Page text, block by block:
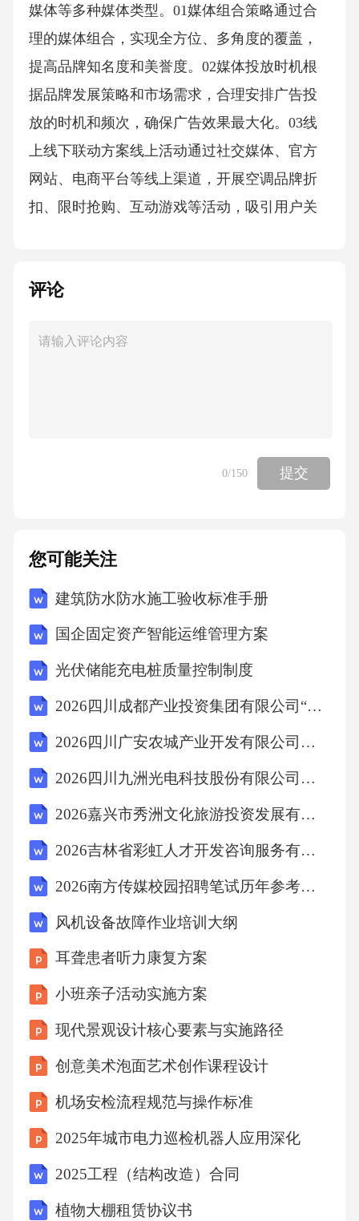
媒体等多种媒体类型。01媒体组合策略通过合
理的媒体组合，实现全方位、多角度的覆盖，
提高品牌知名度和美誉度。02媒体投放时机根
据品牌发展策略和市场需求，合理安排广告投
放的时机和频次，确保广告效果最大化。03线
上线下联动方案线上活动通过社交媒体、官方
网站、电商平台等线上渠道，开展空调品牌折
扣、限时抢购、互动游戏等活动，吸引用户关
等，增强用户与品牌的互动和体验。通过线上
和共享，提高活动的整体效果和转化率。123根
传、产品评测、直播带货等活动，提高品牌曝
光度和产品销量。合作形式通过KOL合作后的
考。合作效果评估05活动执行流程确定活动方
案包括活动主题、目标、时间、地点及参与人
员等。01邀请嘉宾根据活动规模和主题，邀请
报、宣传单、媒体广告等。03场地布置根据活
动主题进行场地布置，营造活动氛围。04前期
筹备进度表现场执行管控节点确保场地整洁、
安全，并安排好活动区域。场地管理按照既定
制明确各工作人员职责，确保活动顺利进行。
人员分工设置有趣的互动环节，增加活动趣味
性。互动环节设计突发应急预案机制突发事件
处理紧急疏散措施医疗急救措施危机公关策略
制定突发事件处理预案，如天气变化、设备故
障等。确保场地内有安全出口，并制定紧急疏
散预案。安排专业医疗人员到场，准备急救药
品和器材。针对可能出现的负面情况，制定危
通过问卷调查、社交媒体监测等工具，测量活
动前后品牌知名度的变化情况。统计参与活动
策划、互动、分享的用户数量，以及参与活动
的深度和广度。追踪活动期间的销售数据，分
析空调品牌的销售增长情况，以及活动对销售
的直接贡献。统计活动在各类媒体上的曝光次
评论
0/150 提交
您可能关注
建筑防水防水施工验收标准手册
国企固定资产智能运维管理方案
光伏储能充电桩质量控制制度
2026四川成都产业投资集团有限公司“蓉漂人才荟”城市行校园招聘笔试笔试历年参考题库附带答案详解
2026四川广安农城产业开发有限公司招聘会计核算岗（劳务派遣制）工作人员1人笔试历年参考题库附带答案详解
2026四川九洲光电科技股份有限公司招聘标书制作员测试笔试历年参考题库附带答案详解
2026嘉兴市秀洲文化旅游投资发展有限公司招聘拟聘用笔试历年参考题库附带答案详解
2026吉林省彩虹人才开发咨询服务有限公司面向社会招聘劳务派遣制岗位20人笔试历年参考题库附带答案详解
2026南方传媒校园招聘笔试历年参考题库附带答案详解
风机设备故障作业培训大纲
耳聋患者听力康复方案
小班亲子活动实施方案
现代景观设计核心要素与实施路径
创意美术泡面艺术创作课程设计
机场安检流程规范与操作标准
2025年城市电力巡检机器人应用深化
2025工程（结构改造）合同
植物大棚租赁协议书